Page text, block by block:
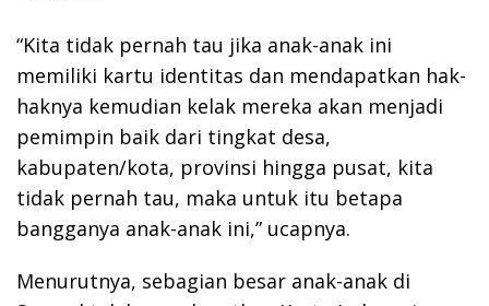
“Kita tidak pernah tau jika anak-anak ini
memiliki kartu identitas dan mendapatkan hak-
haknya kemudian kelak mereka akan menjadi
pemimpin baik dari tingkat desa,
kabupaten/kota, provinsi hingga pusat, kita
tidak pernah tau, maka untuk itu betapa
bangganya anak-anak ini,” ucapnya.
Menurutnya, sebagian besar anak-anak di